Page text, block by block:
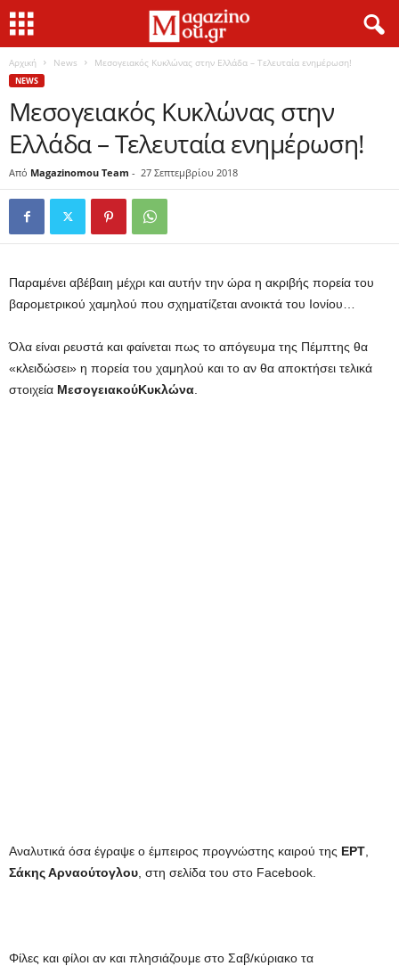
Αρχική News Μεσογειακός Κυκλώνας στην Ελλάδα – Τελευταία ενημέρωση!
NEWS
Μεσογειακός Κυκλώνας στην
Ελλάδα – Τελευταία ενημέρωση!
Από Magazinomou Team - 27 Σεπτεμβρίου 2018
Παραμένει αβέβαιη μέχρι και αυτήν την ώρα η ακριβής πορεία του
βαρομετρικού χαμηλού που σχηματίζεται ανοικτά του Ιονίου…
Όλα είναι ρευστά και φαίνεται πως το απόγευμα της Πέμπτης θα
«κλειδώσει» η πορεία του χαμηλού και το αν θα αποκτήσει τελικά
στοιχεία ΜεσογειακούΚυκλώνα
Αναλυτικά όσα έγραψε ο έμπειρος προγνώστης καιρού της ΕΡΤ
Σάκης Αρναούτογλου , στη σελίδα του στο Facebook.
Φίλες και φίλοι αν και πλησιάζουμε στο Σαβ/κύριακο τα